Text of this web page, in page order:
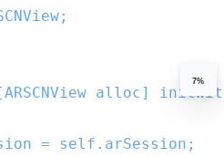
alloc]
=
self .arSession;
7%